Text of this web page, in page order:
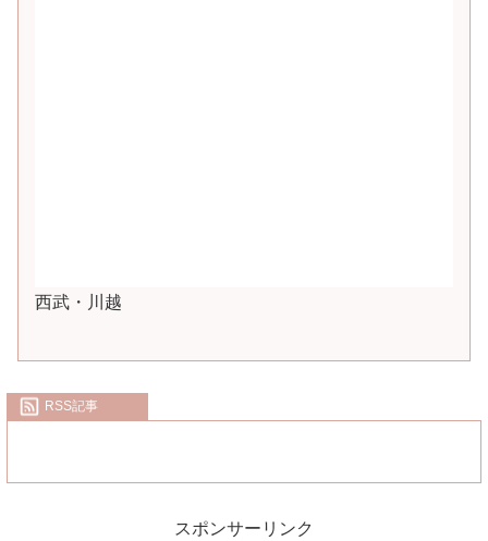
西武・川越
RSS記事
スポンサーリンク